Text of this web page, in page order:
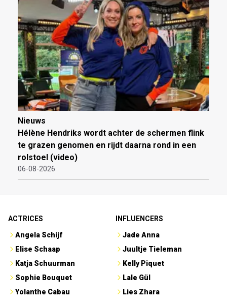
Nieuws
Hélène Hendriks wordt achter de schermen flink
te grazen genomen en rijdt daarna rond in een
rolstoel (video)
06-08-2026
ACTRICES
Angela Schijf
Elise Schaap
Katja Schuurman
Sophie Bouquet
Yolanthe Cabau
INFLUENCERS
Jade Anna
Juultje Tieleman
Kelly Piquet
Lale Gül
Lies Zhara